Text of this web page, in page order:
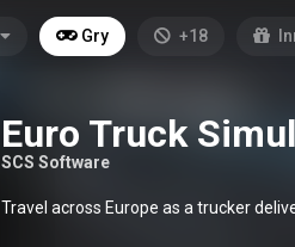
Gry +18
Euro Truck
SCS Software
Travel across Europe as a trucker